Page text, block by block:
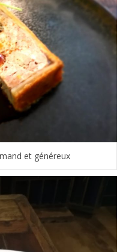
et généreux